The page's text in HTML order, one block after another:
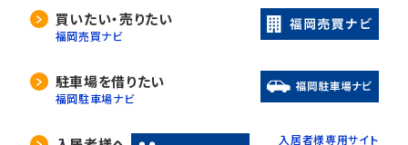
買いたい・売りたい
福岡売買ナビ
駐車場を借りたい
福岡駐車場ナビ
入居者様専用サイト